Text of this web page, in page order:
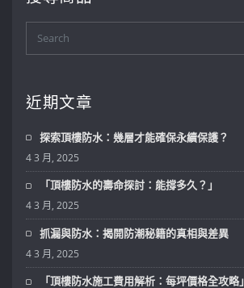
近期文章
探索頂樓防水：幾層才能確保永續保護？
4 3 月, 2025
「頂樓防水的壽命探討：能撐多久？」
4 3 月, 2025
抓漏與防水：揭開防潮秘籍的真相與差異
4 3 月, 2025
「頂樓防水施工費用解析：每坪價格全攻略」